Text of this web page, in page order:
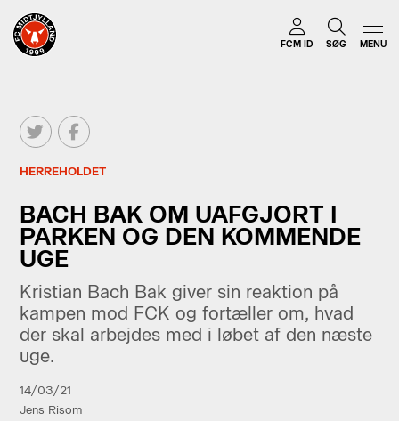
FCM ID SØG MENU
HERREHOLDET
BACH BAK OM UAFGJORT I
PARKEN OG DEN KOMMENDE
UGE
Kristian Bach Bak giver sin reaktion på
kampen mod FCK og fortæller om, hvad
der skal arbejdes med i løbet af den næste
uge.
14/03/21
Jens Risom